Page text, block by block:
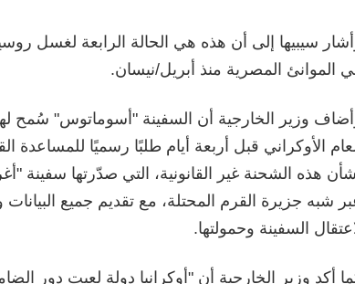
سيبيها إلى أن هذه هي الحالة الرابعة لغسل
الموانئ المصرية منذ أبريل/نيسان.
وزير الخارجية أن السفينة "أسوماتوس" سُمح لها
الأوكراني قبل أربعة أيام طلبًا رسميًا للمساعدة
هذه الشحنة غير القانونية، التي صدّرتها سفينة
شبه جزيرة القرم المحتلة، مع تقديم جميع البيانات
السفينة وحمولتها.
أكد وزير الخارجية أن "أوكرانيا دولة لعبت دور